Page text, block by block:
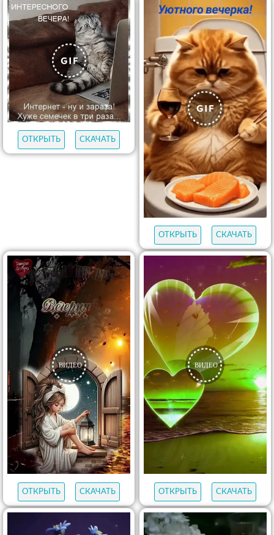
ОТКРЫТЬ СКАЧАТЬ
ОТКРЫТЬ СКАЧАТЬ
ОТКРЫТЬ СКАЧАТЬ ОТКРЫТЬ СКАЧАТЬ